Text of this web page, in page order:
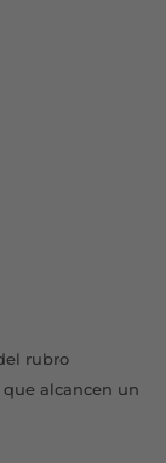
rubro
que alcancen un